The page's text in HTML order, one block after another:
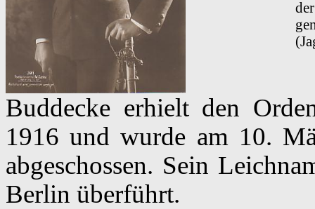
Buddecke erhielt den
1916 und wurde am 10.
abgeschossen. Sein
Berlin überführt.